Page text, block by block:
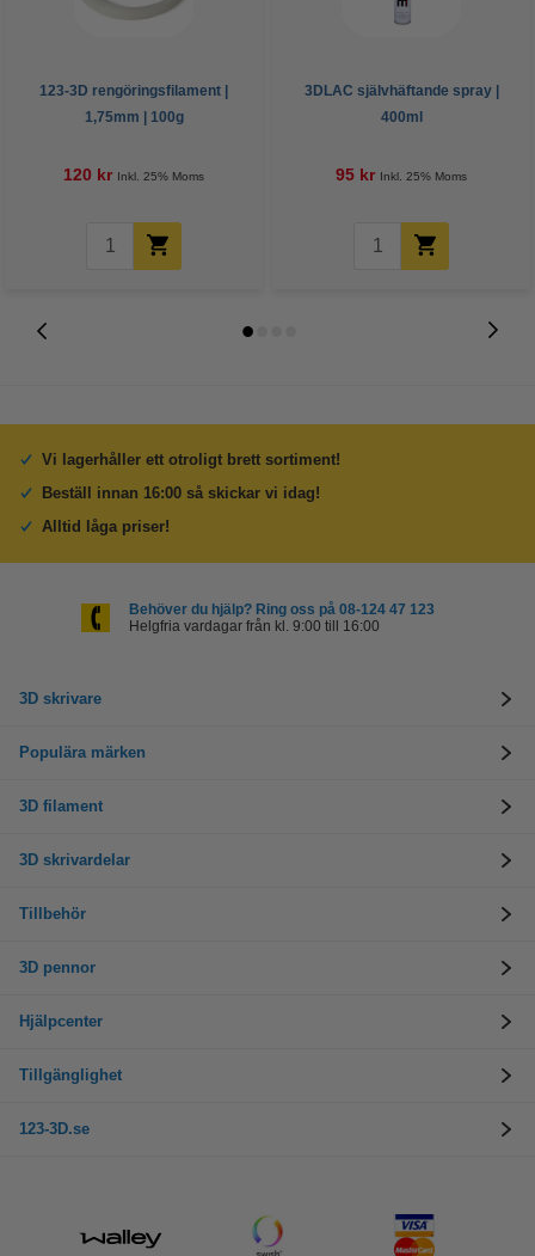
123-3D rengöringsfilament |
1,75mm | 100g
120 kr Inkl. 25% Moms
3DLAC självhäftande spray |
400ml
95 kr Inkl. 25% Moms
Vi lagerhåller ett otroligt brett sortiment!
Beställ innan 16:00 så skickar vi idag!
Alltid låga priser!
Behöver du hjälp? Ring oss på 08-124 47 123
Helgfria vardagar från kl. 9:00 till 16:00
3D skrivare
Populära märken
3D filament
3D skrivardelar
Tillbehör
3D pennor
Hjälpcenter
Tillgänglighet
123-3D.se